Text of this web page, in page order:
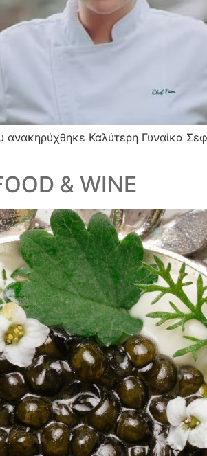
Καλύτερη Γυναίκα
& WINE